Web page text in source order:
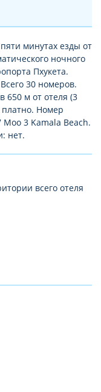
минутах езды от
ночного
Пхукета.
30 номеров.
м от отеля (3
платно. Номер
3 Kamala Beach.
нет.
всего отеля